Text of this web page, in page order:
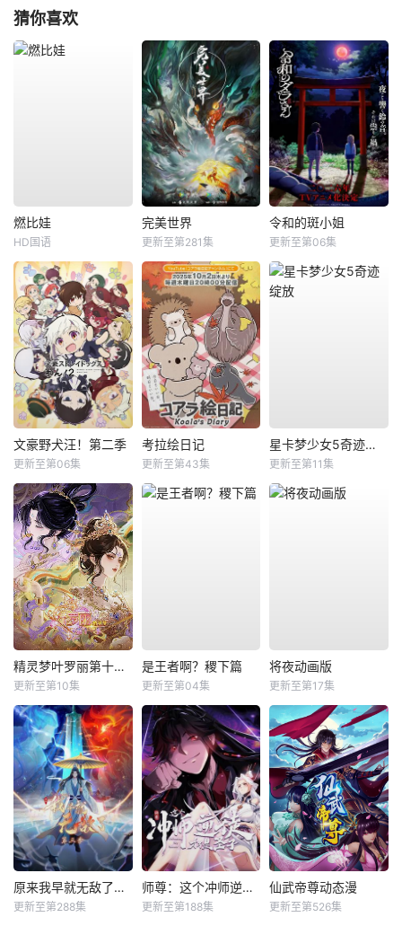
猜你喜欢
燃比娃
HD国语
完美世界
更新至第281集
令和的斑小姐
更新至第06集
文豪野犬汪！第二季
更新至第06集
考拉绘日记
更新至第43集
星卡梦少女5奇迹绽放
更新至第11集
精灵梦叶罗丽第十一季（下）
更新至第10集
是王者啊？稷下篇
更新至第04集
将夜动画版
更新至第17集
原来我早就无敌了动态漫
更新至第288集
师尊：这个冲师逆徒才不是圣子动态漫
更新至第188集
仙武帝尊动态漫
更新至第526集